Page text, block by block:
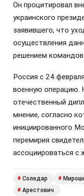
Он процитировал
украинского
заявившего, что
осуществления
решением
Россия с 24
военную операцию.
отечественный
мнение, согласно
инициированного
перемирия
ассоциироваться с
# Соледар #
# Арестович